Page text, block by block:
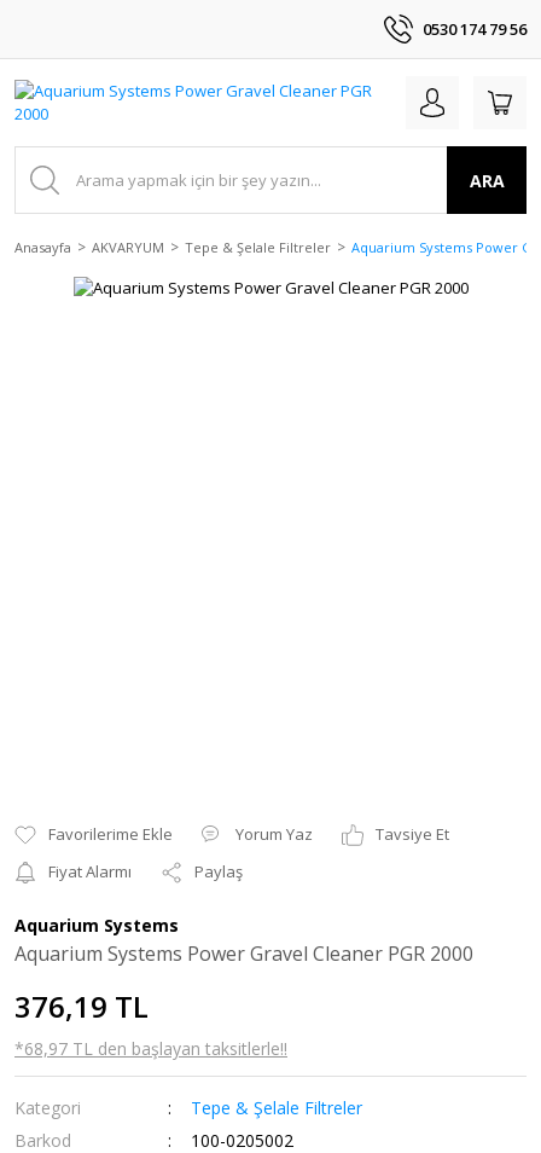
0530 174 79 56
ARA
Anasayfa AKVARYUM Tepe & Şelale Filtreler Aquarium Systems Power
Yorum Yaz
Tavsiye Et
Fiyat Alarmı
Paylaş
Aquarium Systems
Aquarium Systems Power Gravel Cleaner PGR 2000
376,19 TL
*68,97 TL den başlayan taksitlerle!!
Kategori
Tepe & Şelale Filtreler
Barkod
100-0205002